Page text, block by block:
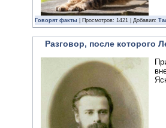
Говорят факты | Просмотров: 1421 | Добавил:
Разговор, после которого